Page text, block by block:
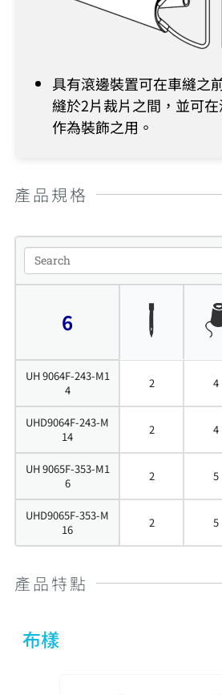
具有滾邊裝置可在車縫之
縫於2片裁片之間，並可在
作為裝飾之用。
產品規格
6
UH 9064F-243-M1
4
2 4
UHD9064F-243-M
14
2 4
UH 9065F-353-M1
6
2 5
UHD9065F-353-M
16
2 5
產品特點
布樣